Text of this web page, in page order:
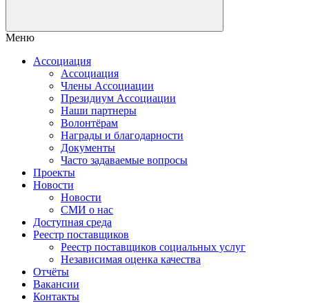
Меню
Ассоциация
Ассоциация
Члены Ассоциации
Президиум Ассоциации
Наши партнеры
Волонтёрам
Награды и благодарности
Документы
Часто задаваемые вопросы
Проекты
Новости
Новости
СМИ о нас
Доступная среда
Реестр поставщиков
Реестр поставщиков социальных услуг
Независимая оценка качества
Отчёты
Вакансии
Контакты